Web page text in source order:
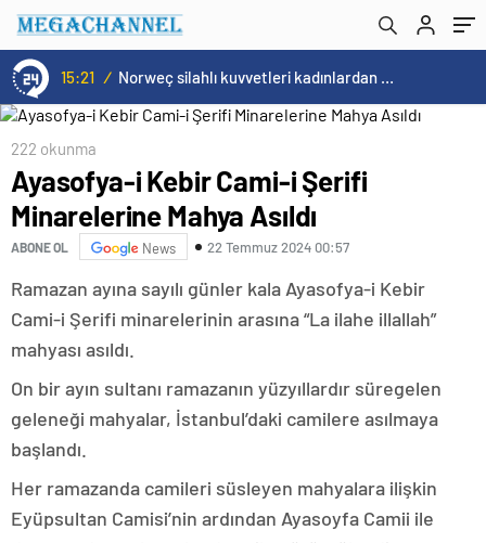
15:21 / Norweç silahlı kuvvetleri kadınlardan oluşan özel kuvvetler eğitimlerini başlattı.
222 okunma
Ayasofya-i Kebir Cami-i Şerifi
Minarelerine Mahya Asıldı
ABONE OL News 22 Temmuz 2024 00:57
Ramazan ayına sayılı günler kala Ayasofya-i Kebir
Cami-i Şerifi minarelerinin arasına “La ilahe illallah”
mahyası asıldı.
On bir ayın sultanı ramazanın yüzyıllardır süregelen
geleneği mahyalar, İstanbul’daki camilere asılmaya
başlandı.
Her ramazanda camileri süsleyen mahyalara ilişkin
Eyüpsultan Camisi’nin ardından Ayasoyfa Camii ile
silinmelidir.